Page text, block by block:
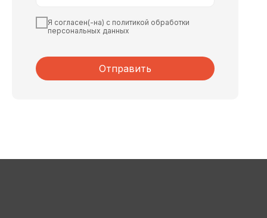
Я согласен(-на) с политикой обработки
персональных данных
Отправить